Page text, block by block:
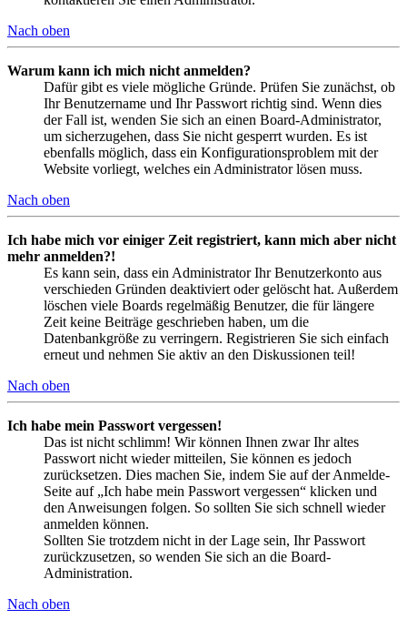
Nach oben
Warum kann ich mich nicht anmelden?
Dafür gibt es viele mögliche Gründe. Prüfen Sie zunächst, ob
Ihr Benutzername und Ihr Passwort richtig sind. Wenn dies
der Fall ist, wenden Sie sich an einen Board-Administrator,
um sicherzugehen, dass Sie nicht gesperrt wurden. Es ist
ebenfalls möglich, dass ein Konfigurationsproblem mit der
Website vorliegt, welches ein Administrator lösen muss.
Nach oben
Ich habe mich vor einiger Zeit registriert, kann mich aber nicht
mehr anmelden?!
Es kann sein, dass ein Administrator Ihr Benutzerkonto aus
verschieden Gründen deaktiviert oder gelöscht hat. Außerdem
löschen viele Boards regelmäßig Benutzer, die für längere
Zeit keine Beiträge geschrieben haben, um die
Datenbankgröße zu verringern. Registrieren Sie sich einfach
erneut und nehmen Sie aktiv an den Diskussionen teil!
Nach oben
Ich habe mein Passwort vergessen!
Das ist nicht schlimm! Wir können Ihnen zwar Ihr altes
Passwort nicht wieder mitteilen, Sie können es jedoch
zurücksetzen. Dies machen Sie, indem Sie auf der Anmelde-
Seite auf „Ich habe mein Passwort vergessen“ klicken und
den Anweisungen folgen. So sollten Sie sich schnell wieder
anmelden können.
Sollten Sie trotzdem nicht in der Lage sein, Ihr Passwort
zurückzusetzen, so wenden Sie sich an die Board-
Administration.
Nach oben